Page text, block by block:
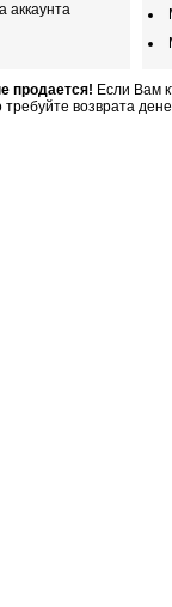
аккаунта
продается! Если Вам
возврата